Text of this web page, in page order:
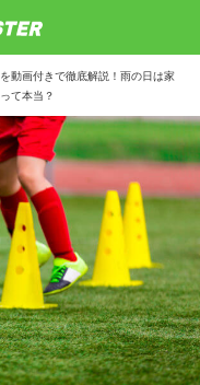
動画付きで徹底解説！雨の日は家
て本当？